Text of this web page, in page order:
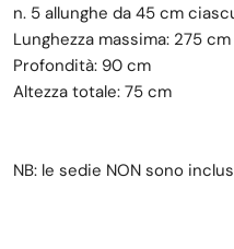
n. 5 allunghe da 45 cm
Lunghezza massima: 275 cm
Profondità: 90 cm
Altezza totale: 75 cm
NB: le sedie NON sono